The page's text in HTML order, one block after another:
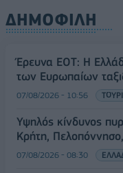
ΔΗΜΟΦΙΛΗ
Έρευνα ΕΟΤ: Η
των Ευρωπαίων
07/08/2026 - 10:56
Υψηλός κίνδυνος
Κρήτη,
07/08/2026 - 08:30